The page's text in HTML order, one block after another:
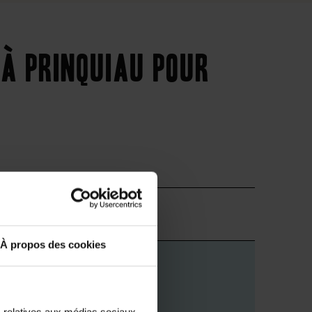
À propos des cookies
Prinquiau pour
Supérieur